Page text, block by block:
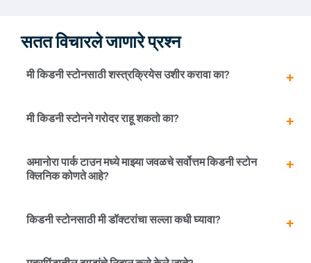
सतत विचारले जाणारे प्रश्न
मी किडनी स्टोनसाठी शस्त्रक्रियेस उशीर करावा का?
किडनी स्टोनमध्ये विविध गुंतागुंत असतात. किडनी स्टोन काढण्यास
आणखी विलंब केल्याने किडनी खराब होऊ शकते किंवा कायमस्वरूपी
मी किडनी स्टोनने गरोदर राहू शकतो का?
मूत्रपिंडातील दगड सामान्यतः गर्भधारणेमध्ये व्यत्यय आणत नाहीत.
त्यामुळे तुम्हाला किडनी स्टोन असल्यास तुम्ही गर्भवती होऊ शकता.
शक्य तितक्या लवकर त्यांच्यावर उपचार करणे आवश्यक आहे.
अमानोरा पार्क टाउन मध्ये माझ्या जवळचे सर्वोत्तम किडनी स्टोन
क्लिनिक कोणते आहे?
प्रिस्टिन केअर हे अमानोरा पार्क टाउन मधील सर्वोत्तम किडनी स्टोन
उपायांची सर्वोच्च मानके ठेवली आहेत. अमानोरा पार्क टाउन च्या सर्व
किडनी स्टोनसाठी मी डॉक्टरांचा सल्ला कधी घ्यावा?